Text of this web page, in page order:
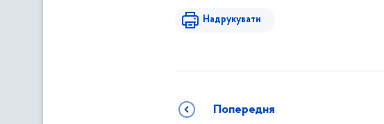
Надрукувати
Попередня